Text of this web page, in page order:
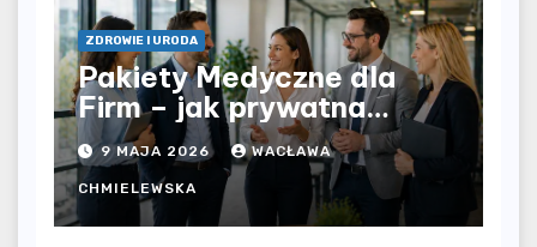
ZDROWIE I URODA
Pakiety Medyczne dla
Firm – jak prywatna
opieka zdrowotna
wpływa na jakość
współpracy w
organizacji?
9 MAJA 2026 WACŁAWA
CHMIELEWSKA